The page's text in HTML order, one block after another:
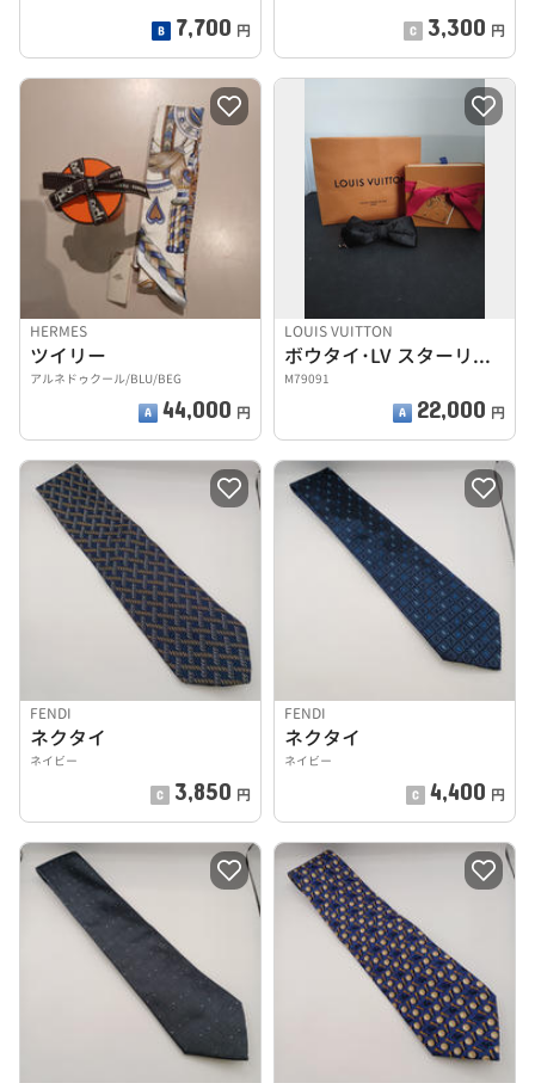
7,700 円 3,300 円
HERMES
ツイリー
アルネドゥクール/BLU/BEG
44,000 円
LOUIS VUITTON
ボウタイ･LV スターリーナイト
M79091
22,000 円
FENDI
ネクタイ
ネイビー
3,850 円
FENDI
ネクタイ
ネイビー
4,400 円